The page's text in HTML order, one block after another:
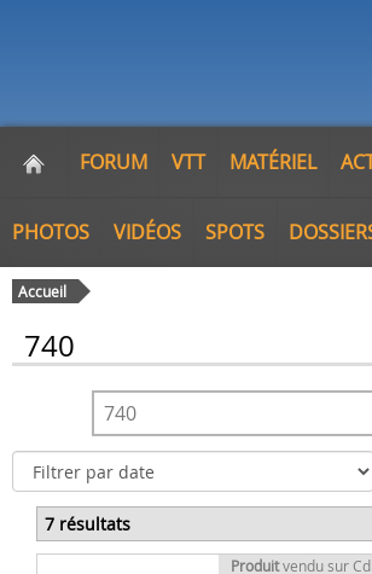
FORUM VTT MATÉRIEL
PHOTOS VIDÉOS SPOTS
Accueil
740
7 résultats
Produitvendu sur